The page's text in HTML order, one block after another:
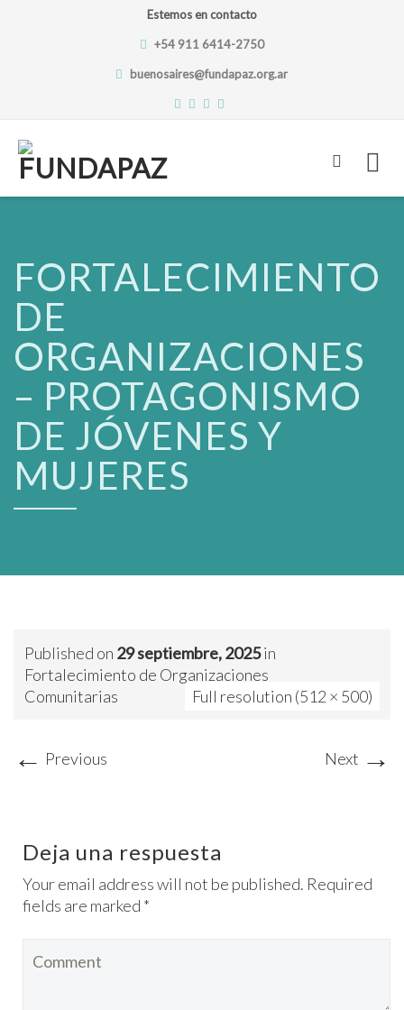
Estemos en contacto
+54 911 6414-2750
buenosaires@fundapaz.org.ar
Skip
FORTALECIMIENTO
DE
ORGANIZACIONES
– PROTAGONISMO
DE JÓVENES Y
MUJERES
Published on 29 septiembre, 2025in
Fortalecimiento de Organizaciones
Comunitarias
Full resolution (512 × 500)
← Previous Next →
Deja una respuesta
Your email address will not be published. Required
fields are marked *